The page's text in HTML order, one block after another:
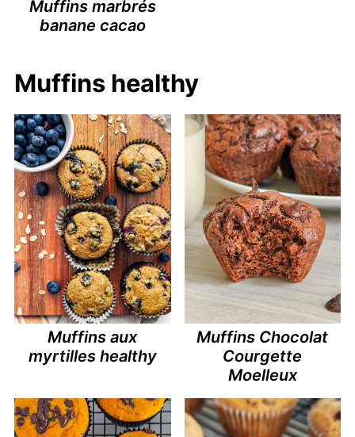
Muffins marbrés
banane cacao
Muffins healthy
Muffins aux
myrtilles healthy
Muffins Chocolat
Courgette
Moelleux